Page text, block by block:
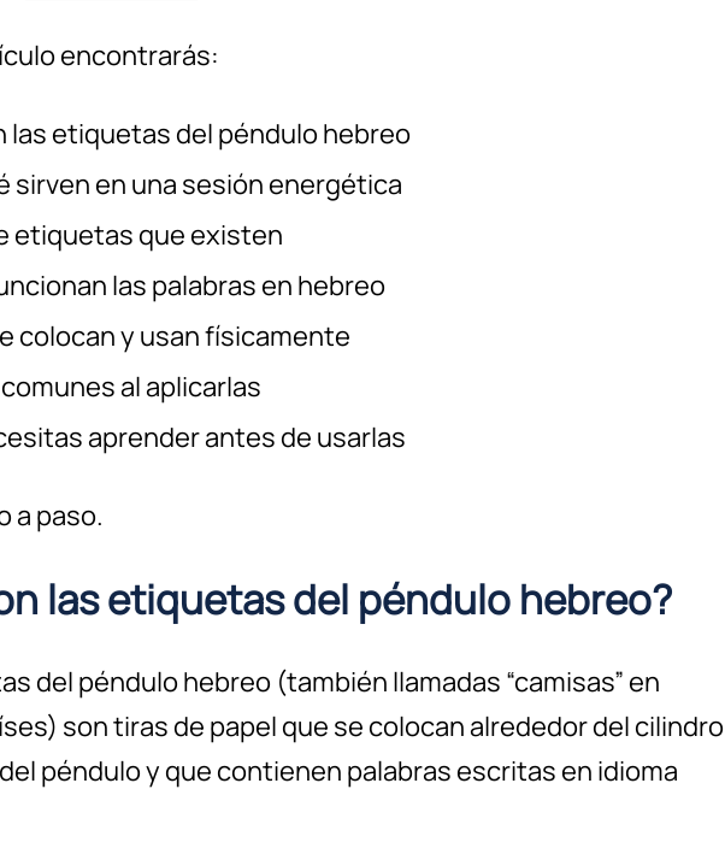
encontrarás:
las etiquetas del péndulo hebreo
sirven en una sesión energética
etiquetas que existen
las palabras en hebreo
colocan y usan físicamente
al aplicarlas
aprender antes de usarlas
a paso.
las etiquetas del péndulo hebreo?
del péndulo hebreo (también llamadas “camisas” en
son tiras de papel que se colocan alrededor del cilindro
péndulo y que contienen palabras escritas en idioma